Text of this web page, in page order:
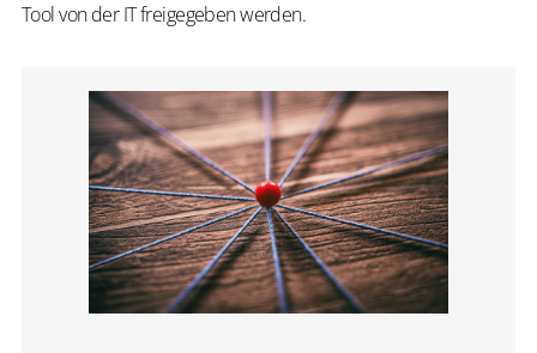
Tool von der IT freigegeben werden.